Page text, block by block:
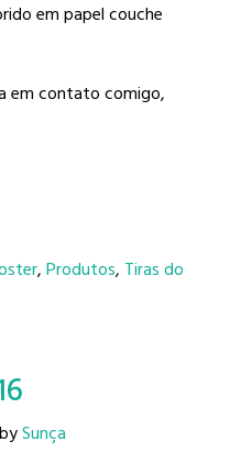
em papel couche
em contato comigo,
,Produtos, Tiras do
bySunça